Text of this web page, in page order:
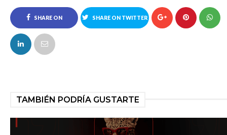
SHARE ON
FACEBOOK
SHARE ON TWITTER
TAMBIÉN PODRÍA GUSTARTE